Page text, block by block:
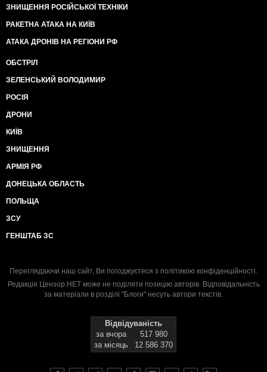
ЗНИЩЕННЯ РОСІЙСЬКОЇ ТЕХНІКИ
РАКЕТНА АТАКА НА КИЇВ
АТАКА ДРОНІВ НА РЕГІОНИ РФ
ОБСТРІЛ
ЗЕЛЕНСЬКИЙ ВОЛОДИМИР
РОСІЯ
ДРОНИ
КИЇВ
ЗНИЩЕННЯ
АРМІЯ РФ
ДОНЕЦЬКА ОБЛАСТЬ
ПОЛЬЩА
ЗСУ
ГЕНШТАБ ЗС
Переглядаючи наш сайт, Ви погоджуєтеся з політикою конфіденційності.
Редакція Цензор.НЕТ може не поділяти позицію авторів. Відповідальність
за матеріали в розділі "Блоги" несуть автори текстів.
Відвідуваність
за вчора
517 980
за місяць
12 586 370